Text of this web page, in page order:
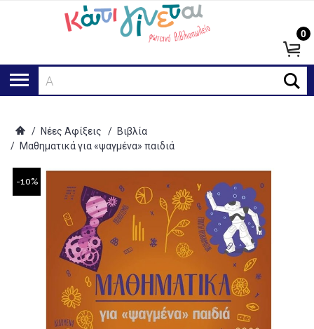
Αναζή
0
/ Νέες Αφίξεις / Βιβλία
/ Μαθηματικά για «ψαγμένα» παιδιά
-10%